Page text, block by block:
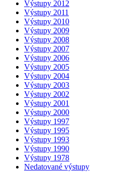
Výstupy 2012
Výstupy 2011
Výstupy 2010
Výstupy 2009
Výstupy 2008
Výstupy 2007
Výstupy 2006
Výstupy 2005
Výstupy 2004
Výstupy 2003
Výstupy 2002
Výstupy 2001
Výstupy 2000
Výstupy 1997
Výstupy 1995
Výstupy 1993
Výstupy 1990
Výstupy 1978
Nedatované výstupy